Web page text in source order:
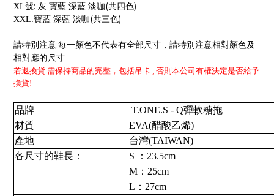
XL號: 灰 寶藍 深藍 淡咖 (共四色)
XXL:寶藍 深藍 淡咖 (共三色)
請特別注意:每一顏色不代表有全部尺寸，請特別注意相對顏色及
相對應的尺寸
若退換貨 需保持商品的完整，包括吊卡 , 否則本公司有權決定是否給予
換貨!
品牌
T.ONE.S - Q彈軟糖拖
材質
EVA(醋酸乙烯)
產地
台灣(TAIWAN)
各尺寸的鞋長：
S ：23.5cm
M：25cm
L：27cm